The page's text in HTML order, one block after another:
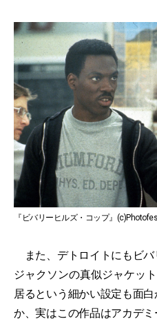
『ビバリーヒルズ・コップ』
また、デトロイトにもビバ
ジャクソンの真似ジャケッ
居るという細かい設定も面
か、実はこの作品はアカデ